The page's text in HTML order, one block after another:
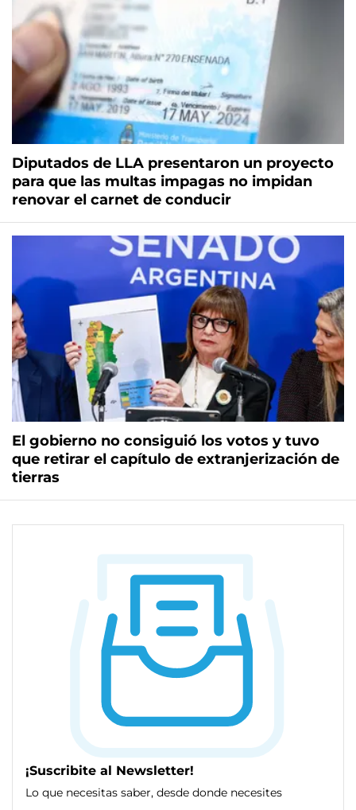
Diputados de LLA presentaron un proyecto
para que las multas impagas no impidan
renovar el carnet de conducir
El gobierno no consiguió los votos y tuvo
que retirar el capítulo de extranjerización de
tierras
¡Suscribite al Newsletter!
Lo que necesitas saber, desde donde necesites